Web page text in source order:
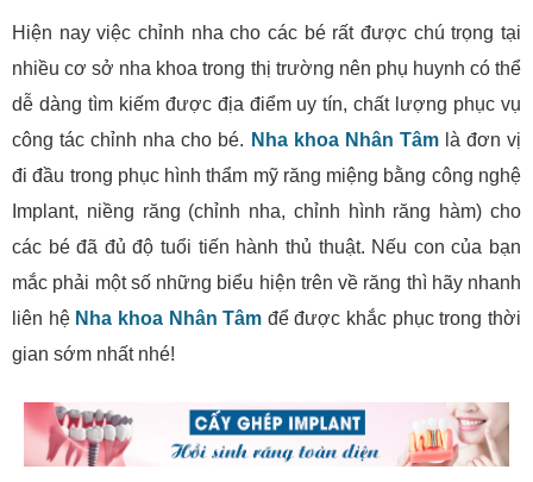
Hiện nay việc chỉnh nha cho các bé rất được chú trọng tại
nhiều cơ sở nha khoa trong thị trường nên phụ huynh có thể
dễ dàng tìm kiếm được địa điểm uy tín, chất lượng phục vụ
công tác chỉnh nha cho bé. Nha khoa Nhân Tâmlà đơn vị
đi đầu trong phục hình thẩm mỹ răng miệng bằng công nghệ
Implant, niềng răng (chỉnh nha, chỉnh hình răng hàm) cho
các bé đã đủ độ tuổi tiến hành thủ thuật. Nếu con của bạn
mắc phải một số những biểu hiện trên về răng thì hãy nhanh
liên hệ Nha khoa Nhân Tâm để được khắc phục trong thời
gian sớm nhất nhé!